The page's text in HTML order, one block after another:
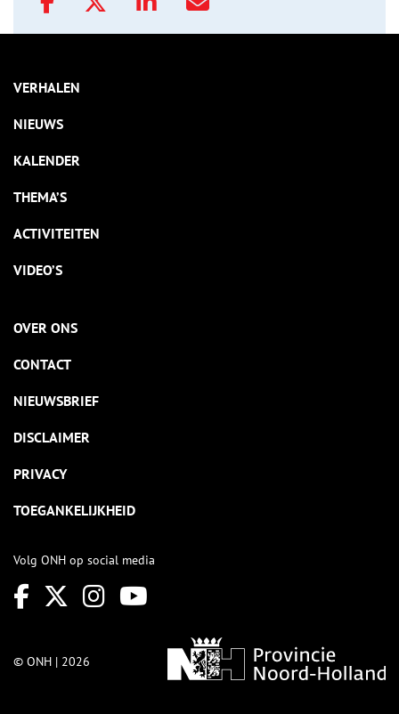
VERHALEN
NIEUWS
KALENDER
THEMA’S
ACTIVITEITEN
VIDEO’S
OVER ONS
CONTACT
NIEUWSBRIEF
DISCLAIMER
PRIVACY
TOEGANKELIJKHEID
Volg ONH op social media
© ONH | 2026